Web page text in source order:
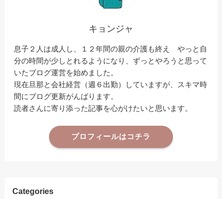
キョンジャ
息子２人は成人し、１２年間の親の介護も終え やっと自
分の時間が少しとれるようになり、ずっとやろうと思って
いたブログ運営を始めました。
現在旦那と会社経営（週６出勤）していますが、スキマ時
間にブログ更新がんばります。
読者さんに寄り添った記事を心がけたいと思います。
プロフィールはコチラ
Categories